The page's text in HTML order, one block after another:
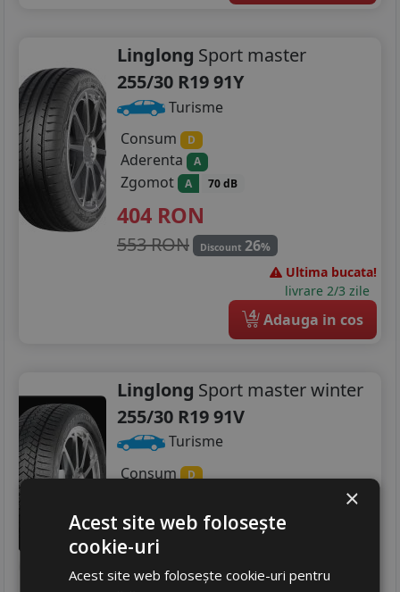
Linglong Sport master
255/30 R19 91Y
Turisme
Consum
D
Aderenta A
Zgomot A 70 dB
404 RON
553 RON Discount 26%
Ultima bucata!
livrare 2/3 zile
4 Adauga in cos
Linglong Sport master winter
255/30 R19 91V
Turisme
Consum
D
Zgomot B 73 dB
468RON
616 RON Discount24%
×
Acest site web folosește
cookie-uri
Acest site web folosește cookie-uri pentru